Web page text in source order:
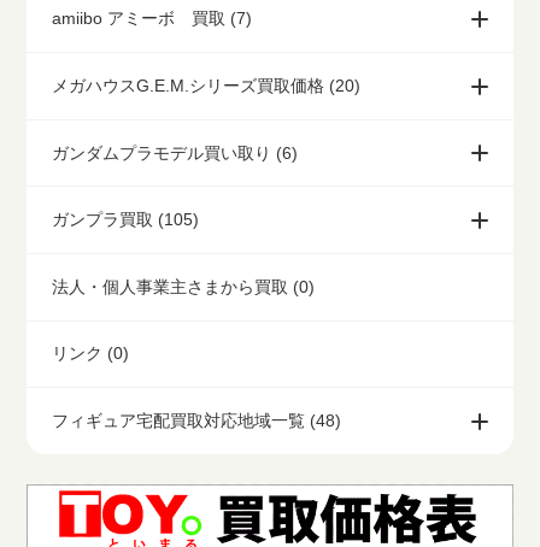
amiibo アミーボ 買取 (7)
メガハウスG.E.M.シリーズ買取価格 (20)
ガンダムプラモデル買い取り (6)
ガンプラ買取 (105)
法人・個人事業主さまから買取 (0)
リンク (0)
フィギュア宅配買取対応地域一覧 (48)